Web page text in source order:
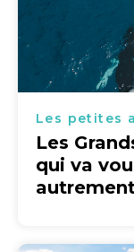
Les petites
Les
qui va